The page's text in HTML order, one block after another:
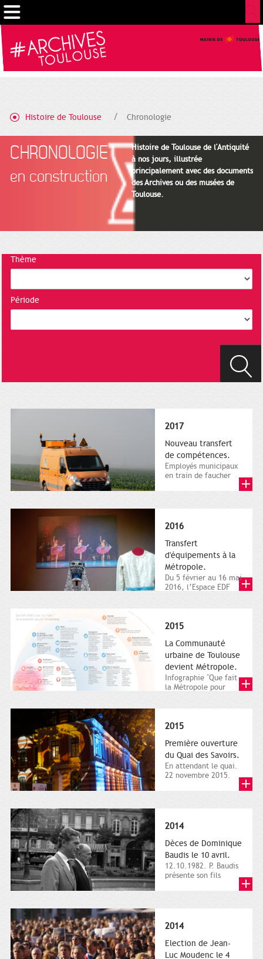
Histoire de Toulouse Chronologie
CHRONOLOGIE
en construction
Histoire de Toulouse de l'Antiquité
à nos jours, illustrée
principalement avec des documents
des Archives ou des musées de
Toulouse.
Thème
Période
2017
Nouveau transfert
de compétences.
Employés municipaux
en train de faucher
2016
Transfert
d'équipements à la
Métropole.
Du 5 février au 16 mai
2016, l’Espace EDF
2015
La Communauté
urbaine de Toulouse
devient Métropole.
Infographie "Que fait
la Métropole pour
2015
Première ouverture
du Quai des Savoirs.
En attendant le quai.
22 novembre 2015.
2014
Dèces de Dominique
Baudis le 10 avril.
12.10.1982. P. Baudis
présente son fils
2014
Election de Jean-
Luc Moudenc le 4
Gestion de vos préférences sur les cookies